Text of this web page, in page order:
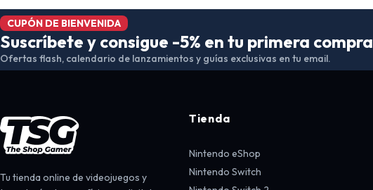
CUPÓN DE BIENVENIDA
Suscríbete y consigue -5% en tu primera compra
Ofertas flash, calendario de lanzamientos y guías exclusivas en tu email.
Tu tienda online de videojuegos y
Tienda
Nintendo eShop
Nintendo Switch